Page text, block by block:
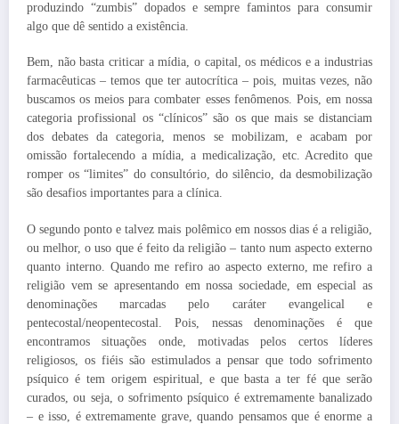
produzindo “zumbis” dopados e sempre famintos para consumir
algo que dê sentido a existência.
Bem, não basta criticar a mídia, o capital, os médicos e a industrias
farmacêuticas – temos que ter autocrítica – pois, muitas vezes, não
buscamos os meios para combater esses fenômenos. Pois, em nossa
categoria profissional os “clínicos” são os que mais se distanciam
dos debates da categoria, menos se mobilizam, e acabam por
omissão fortalecendo a mídia, a medicalização, etc. Acredito que
romper os “limites” do consultório, do silêncio, da desmobilização
são desafios importantes para a clínica.
O segundo ponto e talvez mais polêmico em nossos dias é a religião,
ou melhor, o uso que é feito da religião – tanto num aspecto externo
quanto interno. Quando me refiro ao aspecto externo, me refiro a
religião vem se apresentando em nossa sociedade, em especial as
denominações marcadas pelo caráter evangelical e
pentecostal/neopentecostal. Pois, nessas denominações é que
encontramos situações onde, motivadas pelos certos líderes
religiosos, os fiéis são estimulados a pensar que todo sofrimento
psíquico é tem origem espiritual, e que basta a ter fé que serão
curados, ou seja, o sofrimento psíquico é extremamente banalizado
– e isso, é extremamente grave, quando pensamos que é enorme a